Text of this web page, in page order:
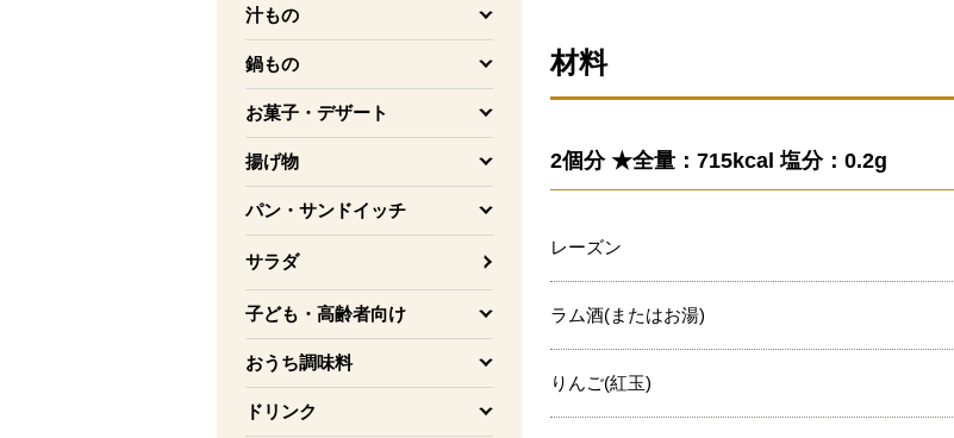
汁もの
を開く
鍋もの
を開く
お菓子・デザート
を開く
揚げ物
を開く
パン・サンドイッチ
を開く
サラダ
子ども・高齢者向け
を開く
おうち調味料
を開く
ドリンク
を開く
材料
2個分 ★全量：715kcal 塩分：0.2g
レーズン
ラム酒(またはお湯)
りんご(紅玉)